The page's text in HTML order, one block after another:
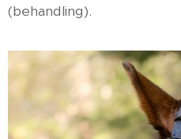
(behandling).